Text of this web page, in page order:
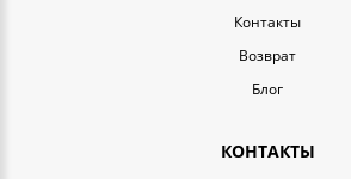
Контакты
Возврат
Блог
КОНТАКТЫ